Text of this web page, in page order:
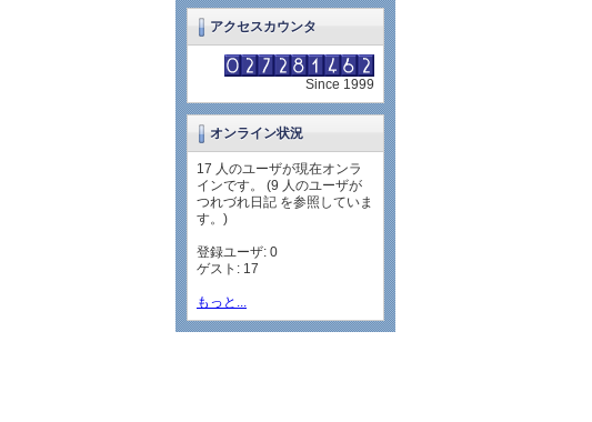
アクセスカウンタ
Since 1999
オンライン状況
17 人のユーザが現在オンラ
インです。 (9 人のユーザが
つれづれ日記 を参照していま
す。)
登録ユーザ: 0
ゲスト: 17
もっと...